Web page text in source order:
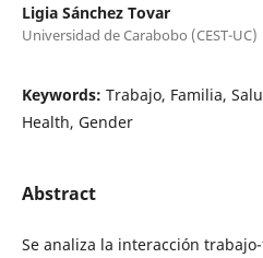
Ligia Sánchez Tovar
Universidad de Carabobo (CEST-UC)
Keywords: Trabajo, Familia,
Health, Gender
Abstract
Se analiza la interacción